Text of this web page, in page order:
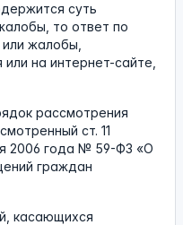
суть
то ответ по
жалобы,
на интернет-сайте,
рассмотрения
ст. 11
2006 года № 59-ФЗ «О
граждан
касающихся